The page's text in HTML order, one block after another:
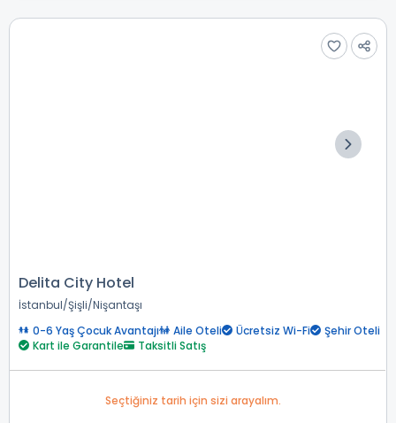
Delita City Hotel
İstanbul Şişli Nişantaşı
0-6 Yaş Çocuk Avantajı
Aile Oteli Ücretsiz Wi-Fi
Şehir Oteli
Kart ile Garantile
Taksitli Satış
Seçtiğiniz tarih için sizi arayalım.